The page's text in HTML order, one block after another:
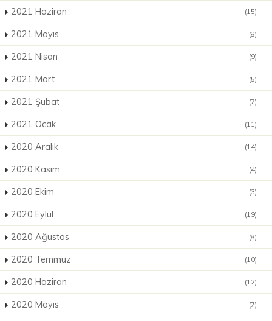
2021 Haziran (15)
2021 Mayıs (8)
2021 Nisan (9)
2021 Mart (5)
2021 Şubat (7)
2021 Ocak (11)
2020 Aralık (14)
2020 Kasım (4)
2020 Ekim (3)
2020 Eylül (19)
2020 Ağustos (8)
2020 Temmuz (10)
2020 Haziran (12)
2020 Mayıs (7)